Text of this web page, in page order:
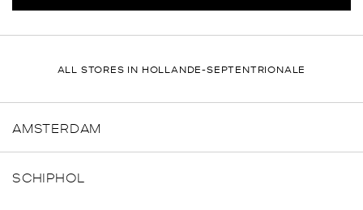
ALL STORES IN HOLLANDE-SEPTENTRIONALE
AMSTERDAM
SCHIPHOL